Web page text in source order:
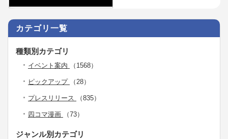
カテゴリ一覧
種類別カテゴリ
イベント案内 （1568）
ピックアップ （28）
プレスリリース （835）
四コマ漫画 （73）
ジャンル別カテゴリ